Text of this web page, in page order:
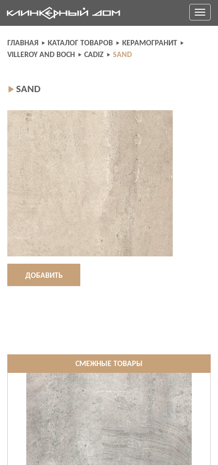
to
content
Toggle
ГЛАВНАЯ КАТАЛОГ ТОВАРОВ
КЕРАМОГРАНИТ
VILLEROY AND BOCH
CADIZ SAND
SAND
ДОБАВИТЬ
СМЕЖНЫЕ ТОВАРЫ